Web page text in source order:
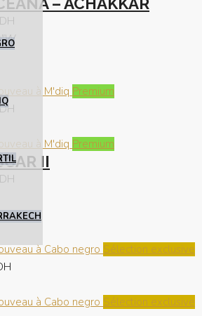
à M'diq Premium
à M'diq Premium
II
à Cabo negro Sélection exclusive
à Cabo negro Sélection exclusive